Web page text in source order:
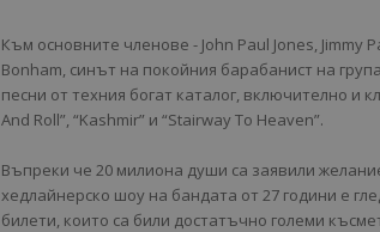
Към основните членове - John Paul Jones, Jimmy
Bonham, синът на покойния барабанист на
песни от техния богат каталог, включително и
And Roll”, “Kashmir” и “Stairway To Heaven”.
Въпреки че 20 милиона души са заявили
хедлайнерско шоу на бандата от 27 години е
билети, които са били достатъчно големи